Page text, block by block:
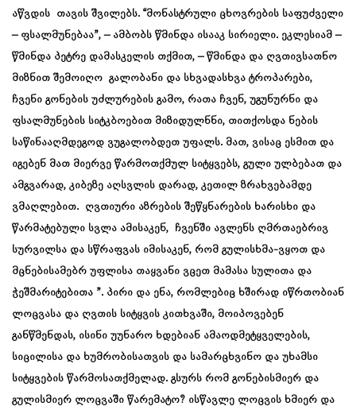
აწვდის თავის შვილებს. “მონასტრული ცხოვრების საფუძველი
– ფსალმუნებაა”, – ამბობს წმინდა ისააკ სირიელი. ეკლესიამ –
წმინდა პეტრე დამასკელის თქმით, – წმინდა და ღვთივსათნო
მიზნით შემოიღო გალობანი და სხვადასხვა ტროპარები,
ჩვენი გონების უძლურების გამო, რათა ჩვენ, უგუნურნი და
ფსალმუნების სიტკბოებით მიზიდულნნი, თითქოსდა ნების
საწინააღმდეგოდ ვუგალობდეთ უფალს. მათ, ვისაც ესმით და
იგებენ მათ მიერვე წარმოთქმულ სიტყვებს, გული ულბებათ და
ამგვარად, კიბეზე აღსვლის დარად, კეთილ ზრახვებამდე
ვმაღლებით. ღვთიური აზრების შეწყნარების ხარისხი და
წარმატებული სვლა ამისაკენ, ჩვენში ავლენს ღმრთაებრივ
სურვილსა და სწრაფვას იმისაკენ, რომ გულისხმა-ვყოთ და
მცნებისამებრ უფლისა თაყვანი ვცეთ მამასა სულითა და
ჭეშმარიტებითა ”. პირი და ენა, რომლებიც ხშირად იწრთობიან
ლოცვასა და ღვთის სიტყვის კითხვაში, მოიპოვებენ
განწმენდას, ისინი უუნარო ხდებიან ამაოდმეტყველების,
სიცილისა და ხუმრობისათვის და სამარცხვინო და უხამსი
სიტყვების წარმოსათქმელად. გსურს რომ გონებისმიერ და
გულისმიერ ლოცვაში წარემატო? ისწავლე ლოცვის ხმიერ და